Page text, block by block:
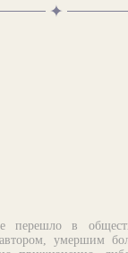
✦
перешло в
умершим